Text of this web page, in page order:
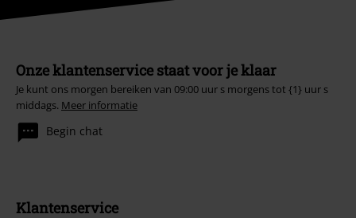
Onze klantenservice staat voor je klaar
Je kunt ons morgen bereiken van 09:00 uur s morgens tot {1} uur s
middags. Meer informatie
Begin chat
Klantenservice